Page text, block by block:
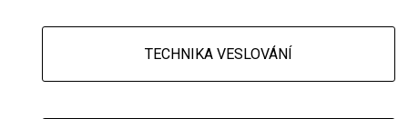
TECHNIKA VESLOVÁNÍ